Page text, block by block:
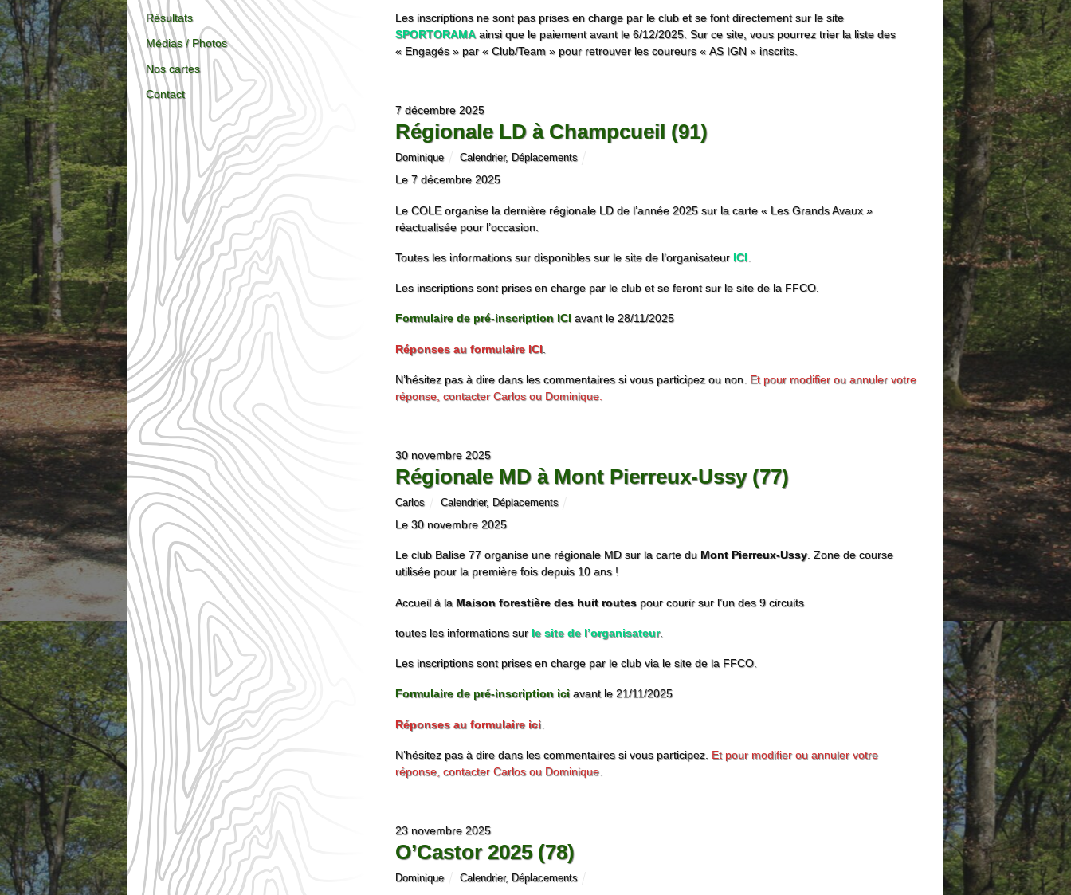
Les inscriptions ne sont pas prises en charge par le club et se font directement sur le site
SPORTORAMAainsi que le paiement avant le 6/12/2025. Sur ce site, vous pourrez trier la liste des
« Engagés » par « Club/Team » pour retrouver les coureurs « AS IGN » inscrits.
7 décembre 2025
Régionale LD à Champcueil (91)
Dominique Calendrier, Déplacements
Le 7 décembre 2025
Le COLE organise la dernière régionale LD de l’année 2025 sur la carte « Les Grands Avaux »
réactualisée pour l’occasion.
Toutes les informations sur disponibles sur le site de l’organisateur ICI.
Les inscriptions sont prises en charge par le club et se feront sur le site de la FFCO.
Formulaire de pré-inscription ICIavant le 28/11/2025
Réponses au formulaire ICI.
N’hésitez pas à dire dans les commentaires si vous participez ou non. Et pour modifier ou annuler votre
réponse, contacter Carlos ou Dominique.
30 novembre 2025
Régionale MD à Mont Pierreux-Ussy (77)
Carlos Calendrier, Déplacements
Le 30 novembre 2025
Le club Balise 77 organise une régionale MD sur la carte du Mont Pierreux-Ussy. Zone de course
utilisée pour la première fois depuis 10 ans !
Accueil à la Maison forestière des huit routespour courir sur l’un des 9 circuits
toutes les informations sur le site de l’organisateur.
Les inscriptions sont prises en charge par le club via le site de la FFCO.
Formulaire de pré-inscription iciavant le 21/11/2025
Réponses au formulaire ici.
N’hésitez pas à dire dans les commentaires si vous participez. Et pour modifier ou annuler votre
réponse, contacter Carlos ou Dominique.
23 novembre 2025
O’Castor 2025 (78)
Dominique Calendrier, Déplacements
Résultats
Médias / Photos
Nos cartes
Contact